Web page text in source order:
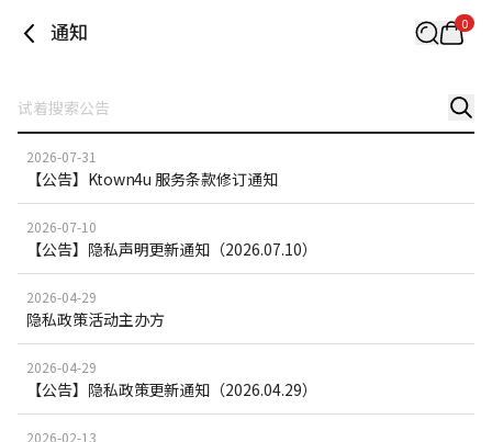
通知 0
2026-07-31
【公告】Ktown4u 服务条款修订通知
2026-07-10
【公告】隐私声明更新通知（2026.07.10）
2026-04-29
隐私政策活动主办方
2026-04-29
【公告】隐私政策更新通知（2026.04.29）
2026-02-13